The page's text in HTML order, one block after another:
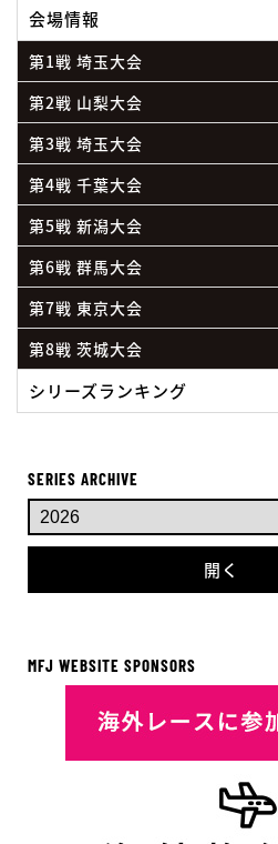
会場情報
第1戦 埼玉大会
第2戦 山梨大会
第3戦 埼玉大会
第4戦 千葉大会
第5戦 新潟大会
第6戦 群馬大会
第7戦 東京大会
第8戦 茨城大会
シリーズランキング
SERIES ARCHIVE
開く
MFJ WEBSITE SPONSORS